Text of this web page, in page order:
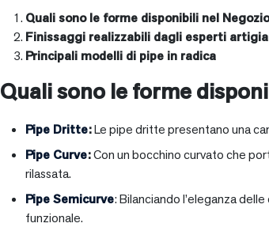
Quali sono le forme disponibili nel
Finissaggi realizzabili dagli esperti
Principali modelli di pipe in radica
Quali sono le forme
Pipe Dritte:Le pipe dritte presentano una
Pipe Curve:Con un bocchino curvato che
rilassata.
Pipe Semicurve: Bilanciando l’eleganza
funzionale.